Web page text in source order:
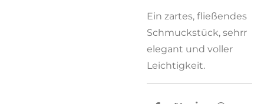
Ein zartes, fließendes
Schmuckstück, sehrr
elegant und voller
Leichtigkeit.